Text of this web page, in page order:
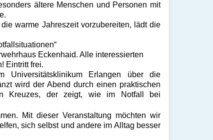
ältere Menschen und Personen mit
warme Jahreszeit vorzubereiten, lädt die
Eckenhaid. Alle interessierten
Eintritt frei.
Universitätsklinikum Erlangen über die
wird der Abend durch einen praktischen
Kreuzes, der zeigt, wie im Notfall bei
Mit dieser Veranstaltung möchten wir
sich selbst und andere im Alltag besser